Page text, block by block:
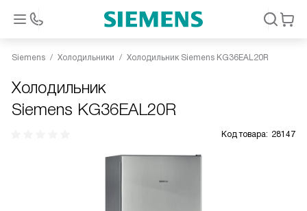
Siemens Холодильники Холодильник Siemens KG36EAL20R
Холодильник
Siemens KG36EAL20R
Код товара: 28147